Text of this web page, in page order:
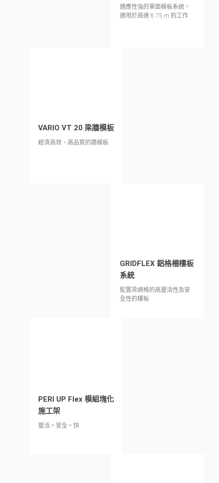
適應性強的單面模板系統，
適用於高達 8.75 m 的工作
VARIO VT 20 梁牆模板
經濟高效、高品質的牆模板
GRIDFLEX 鋁格柵樓板
系統
配置梁網格的高靈活性及安
全性的樓板
PERI UP Flex 模組塊化
施工架
靈活。安全。快